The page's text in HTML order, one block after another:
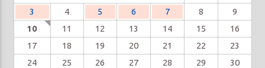
3
4 5 6 7 8
9
10
11 12 13 14 15
16
17
18 19 20 21 22
23
24
25 26 27 28 29
30